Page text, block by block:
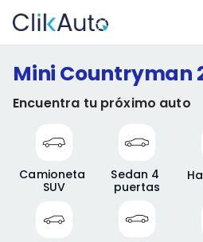
Mini Countryman
Encuentra tu próximo auto
Camioneta
SUV
Sedan 4
puertas